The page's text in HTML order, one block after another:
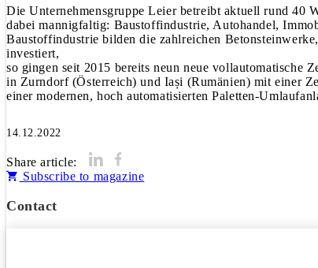
Die Unternehmensgruppe Leier betreibt aktuell rund 40
dabei mannigfaltig: Baustoffindustrie, Autohandel,
Baustoffindustrie bilden die zahlreichen
investiert,
so gingen seit 2015 bereits neun neue vollautomatische
in Zurndorf (Österreich) und Iași (Rumänien) mit einer
einer modernen, hoch automatisierten Paletten-
14.12.2022
Share article:
Subscribe to magazine
Contact